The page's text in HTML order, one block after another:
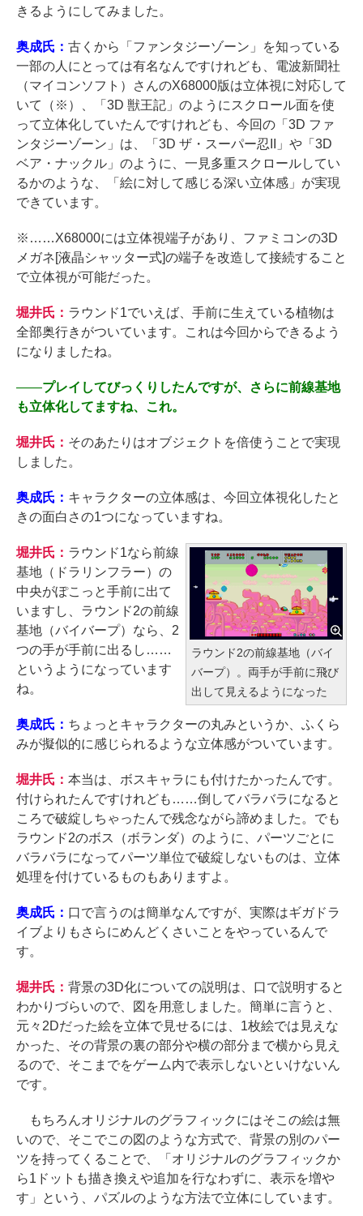
きるようにしてみました。
奥成氏： 古くから「ファンタジーゾーン」を知っている
一部の人にとっては有名なんですけれども、電波新聞社
（マイコンソフト）さんのX68000版は立体視に対応して
いて（※）、「3D 獣王記」のようにスクロール面を使
って立体化していたんですけれども、今回の「3D ファ
ンタジーゾーン」は、「3D ザ・スーパー忍II」や「3D
ベア・ナックル」のように、一見多重スクロールしてい
るかのような、「絵に対して感じる深い立体感」が実現
できています。
※……X68000には立体視端子があり、ファミコンの3D
メガネ[液晶シャッター式]の端子を改造して接続すること
で立体視が可能だった。
堀井氏： ラウンド1でいえば、手前に生えている植物は
全部奥行きがついています。これは今回からできるよう
になりましたね。
――プレイしてびっくりしたんですが、さらに前線基地
も立体化してますね、これ。
堀井氏： そのあたりはオブジェクトを倍使うことで実現
しました。
奥成氏： キャラクターの立体感は、今回立体視化したと
きの面白さの1つになっていますね。
ラウンド2の前線基地（バイ
バープ）。両手が手前に飛び
出して見えるようになった
堀井氏： ラウンド1なら前線
基地（ドラリンフラー）の
中央がぽこっと手前に出て
いますし、ラウンド2の前線
基地（バイバープ）なら、2
つの手が手前に出るし……
というようになっています
ね。
奥成氏： ちょっとキャラクターの丸みというか、ふくら
みが擬似的に感じられるような立体感がついています。
堀井氏： 本当は、ボスキャラにも付けたかったんです。
付けられたんですけれども……倒してバラバラになると
ころで破綻しちゃったんで残念ながら諦めました。でも
ラウンド2のボス（ボランダ）のように、パーツごとに
バラバラになってパーツ単位で破綻しないものは、立体
処理を付けているものもありますよ。
奥成氏： 口で言うのは簡単なんですが、実際はギガドラ
イブよりもさらにめんどくさいことをやっているんで
す。
堀井氏： 背景の3D化についての説明は、口で説明すると
わかりづらいので、図を用意しました。簡単に言うと、
元々2Dだった絵を立体で見せるには、1枚絵では見えな
かった、その背景の裏の部分や横の部分まで横から見え
るので、そこまでをゲーム内で表示しないといけないん
です。
もちろんオリジナルのグラフィックにはそこの絵は無
いので、そこでこの図のような方式で、背景の別のパー
ツを持ってくることで、「オリジナルのグラフィックか
ら1ドットも描き換えや追加を行なわずに、表示を増や
す」という、パズルのような方法で立体にしています。